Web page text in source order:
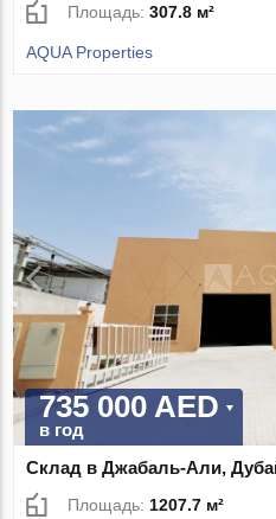
Площадь:307.8 м²
AQUA Properties
735 000 AED
в год
Склад в Джабаль-Али,
Площадь:1207.7 м²